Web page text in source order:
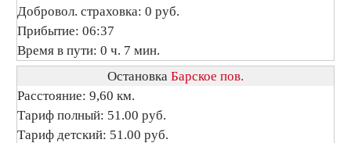
Добровол. страховка: 0 руб.
Прибытие: 06:37
Время в пути: 0 ч. 7 мин.
Остановка Барское пов.
Расстояние: 9,60 км.
Тариф полный: 51.00 руб.
Тариф детский: 51.00 руб.